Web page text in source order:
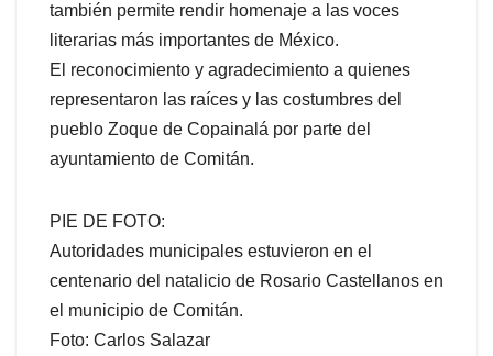
también permite rendir homenaje a las voces
literarias más importantes de México.
El reconocimiento y agradecimiento a quienes
representaron las raíces y las costumbres del
pueblo Zoque de Copainalá por parte del
ayuntamiento de Comitán.
PIE DE FOTO:
Autoridades municipales estuvieron en el
centenario del natalicio de Rosario Castellanos en
el municipio de Comitán.
Foto: Carlos Salazar